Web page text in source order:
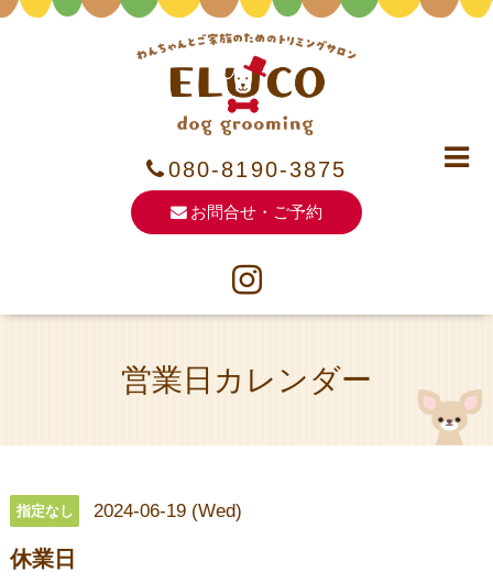
080-8190-3875
お問合せ・ご予約
営業日カレンダー
指定なし 2024-06-19 (Wed)
休業日